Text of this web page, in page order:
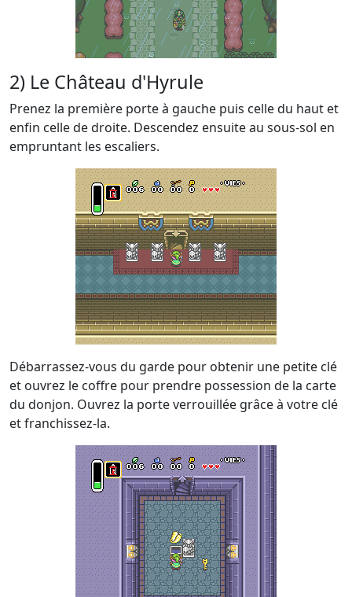
2) Le Château d'Hyrule
Prenez la première porte à gauche puis celle du haut et
enfin celle de droite. Descendez ensuite au sous-sol en
empruntant les escaliers.
Débarrassez-vous du garde pour obtenir une petite clé
et ouvrez le coffre pour prendre possession de la carte
du donjon. Ouvrez la porte verrouillée grâce à votre clé
et franchissez-la.